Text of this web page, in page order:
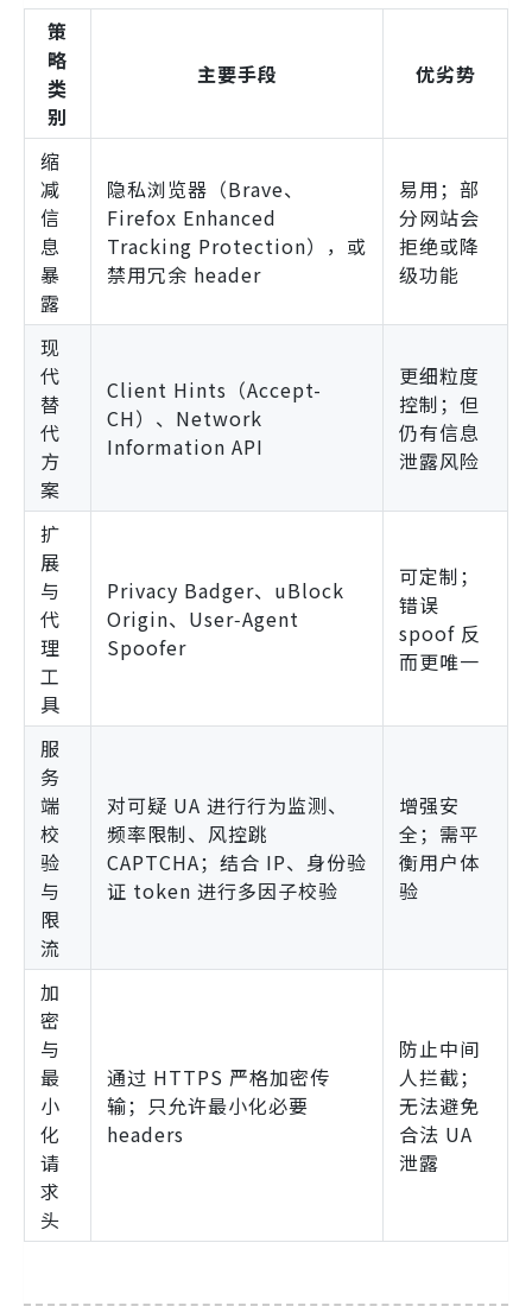
策
略
类
别
主要手段 优劣势
缩
减
信
息
暴
露
隐私浏览器（Brave、
Firefox Enhanced
Tracking Protection），或
禁用冗余 header
易用；部
分网站会
拒绝或降
级功能
现
代
替
代
方
案
Client Hints（Accept-
CH）、Network
Information API
更细粒度
控制；但
仍有信息
泄露风险
扩
展
与
代
理
工
具
Privacy Badger、uBlock
Origin、User‑Agent
Spoofer
可定制；
错误
spoof 反
而更唯一
服
务
端
校
验
与
限
流
对可疑 UA 进行行为监测、
频率限制、风控跳
CAPTCHA；结合 IP、身份验
证 token 进行多因子校验
增强安
全；需平
衡用户体
验
加
密
与
最
小
化
请
求
头
通过 HTTPS 严格加密传
输；只允许最小化必要
headers
防止中间
人拦截；
无法避免
合法 UA
泄露